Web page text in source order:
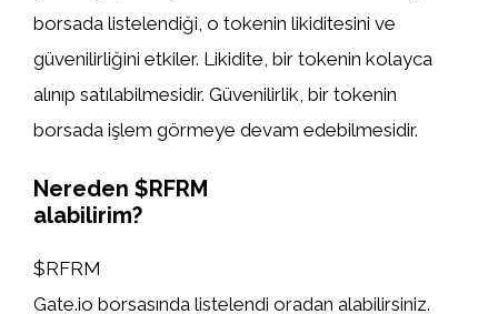
borsada listelendiği, o tokenin likiditesini ve
güvenilirliğini etkiler. Likidite, bir tokenin kolayca
alınıp satılabilmesidir. Güvenilirlik, bir tokenin
borsada işlem görmeye devam edebilmesidir.
Nereden $RFRM
alabilirim?
$RFRM
Gate.io borsasında listelendi oradan alabilirsiniz.